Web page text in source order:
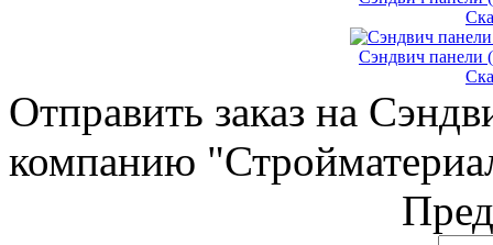
Сэндвич панели (
Отправить заказ на
компанию